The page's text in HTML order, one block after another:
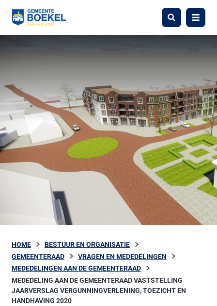
Zoeken Menu
HOME
BESTUUR EN ORGANISATIE
GEMEENTERAAD
VRAGEN EN MEDEDELINGEN
MEDEDELINGEN AAN DE GEMEENTERAAD
MEDEDELING AAN DE GEMEENTERAAD VASTSTELLING
JAARVERSLAG VERGUNNINGVERLENING, TOEZICHT EN
HANDHAVING 2020